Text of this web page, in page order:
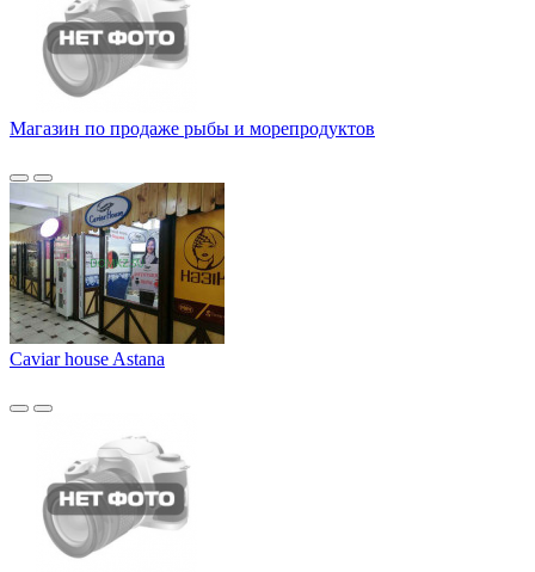
Магазин по продаже рыбы и морепродуктов
Caviar house Astana